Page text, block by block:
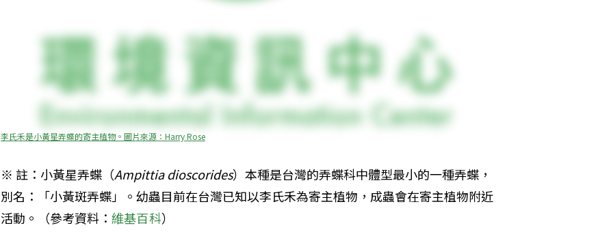
李氏禾是小黃星弄蝶的寄主植物。圖片來源：Harry Rose
※ 註：小黃星弄蝶（Ampittia dioscorides）本種是台灣的弄蝶科中體型最小的一種弄蝶，
別名：「小黃斑弄蝶」。幼蟲目前在台灣已知以李氏禾為寄主植物，成蟲會在寄主植物附近
活動。（參考資料： 維基百科）